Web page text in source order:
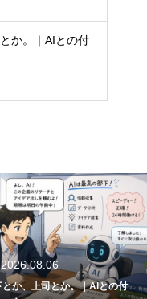
か。｜AIとの付
2026.08.05
大会とか、千葉県代表とか。